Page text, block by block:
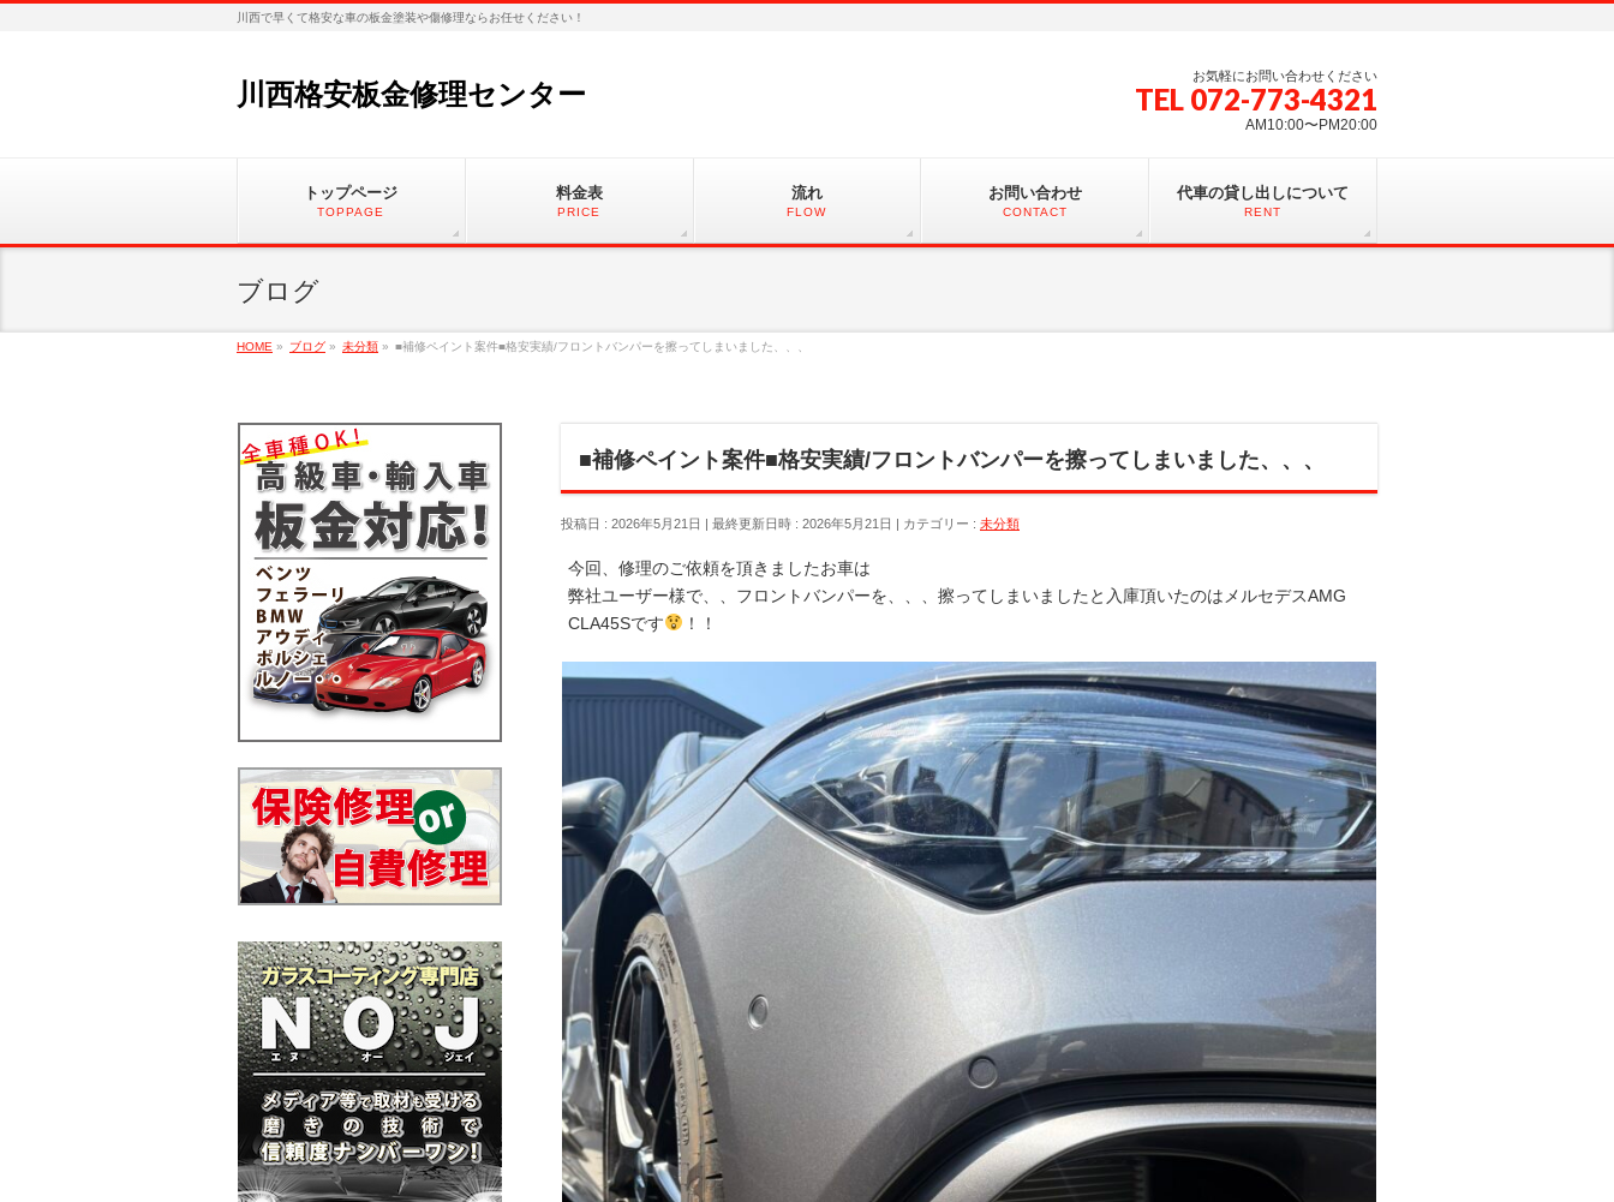
川西で早くて格安な車の板金塗装や傷修理ならお任せください！
川西格安板金修理センター
お気軽にお問い合わせください
TEL 072-773-4321
AM10:00〜PM20:00
トップページ
TOPPAGE
料金表
PRICE
流れ
FLOW
お問い合わせ
CONTACT
代車の貸し出しについて
RENT
ブログ
HOME » ブログ » 未分類 » ■補修ペイント案件■格安実績/フロントバンパーを擦ってしまいました、、、
■補修ペイント案件■格安実績/フロントバンパーを擦ってしまいました、、、
投稿日 : 2026年5月21日 最終更新日時 : 2026年5月21日 カテゴリー : 未分類
今回、修理のご依頼を頂きましたお車は
弊社ユーザー様で、、フロントバンパーを、、、擦ってしまいましたと入庫頂いたのはメルセデスAMG
CLA45Sです
！！